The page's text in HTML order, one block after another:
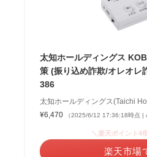
太知ホールディングス
策 (振り込め詐欺/オレオレ
386
太知ホールディングス(Taichi
¥6,470
（2025/6/12 17:36:18時点 |
＼楽天ポイント4
楽天市場